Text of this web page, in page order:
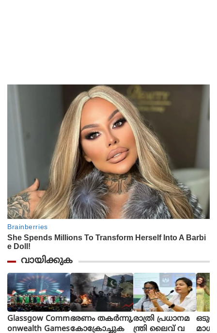
വായിക്കുക
Glassgow Comm
onwealth Games
ഭരണം തകര്‍ന്നു,
കോക്രോച്ചുക
രാത്രി പ്രധാനമ
ന്ത്രി ലൈവ് വ